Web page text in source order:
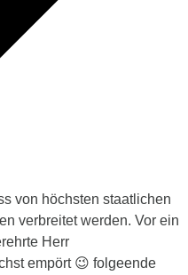
von höchsten staatlichen
verbreitet werden. Vor ein
Herr
empört 😉 folgeende